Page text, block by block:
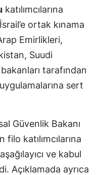
katılımcılarına
ortak kınama
Emirlikleri,
Suudi
tarafından
sert
Güvenlik Bakanı
katılımcılarına
ve kabul
Açıklamada ayrıca